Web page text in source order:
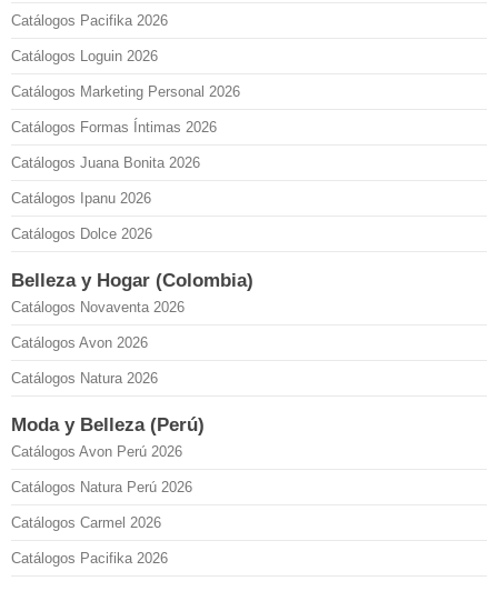
Catálogos Pacifika 2026
Catálogos Loguin 2026
Catálogos Marketing Personal 2026
Catálogos Formas Íntimas 2026
Catálogos Juana Bonita 2026
Catálogos Ipanu 2026
Catálogos Dolce 2026
Belleza y Hogar (Colombia)
Catálogos Novaventa 2026
Catálogos Avon 2026
Catálogos Natura 2026
Moda y Belleza (Perú)
Catálogos Avon Perú 2026
Catálogos Natura Perú 2026
Catálogos Carmel 2026
Catálogos Pacifika 2026